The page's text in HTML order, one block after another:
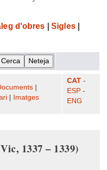
d'obres Sigles|
Imatges
CAT -
ESP -
ENG
1337 – 1339)